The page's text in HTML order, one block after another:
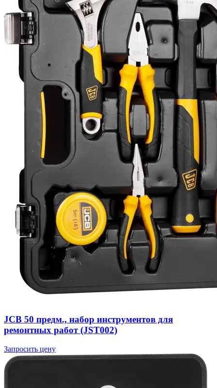
JCB 50 предм., набор инструментов для
ремонтных работ (JST002)
Запросить цену